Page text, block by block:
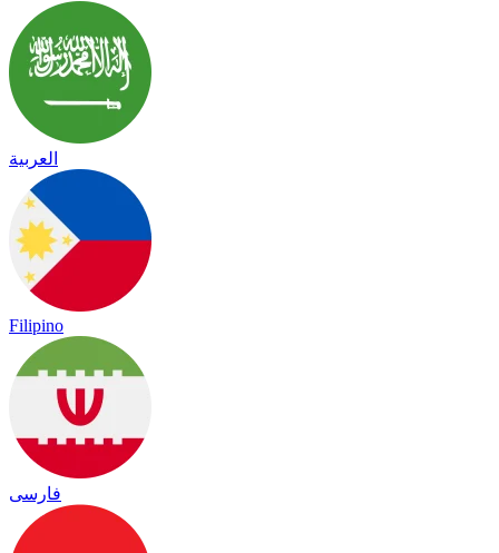
العربية
Filipino
فارسی